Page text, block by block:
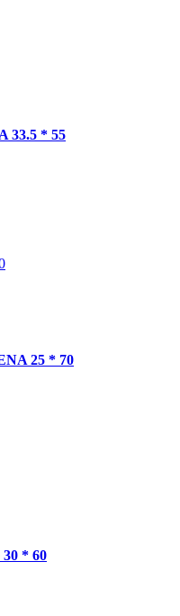
33.5 * 55
25 * 70
30 * 60